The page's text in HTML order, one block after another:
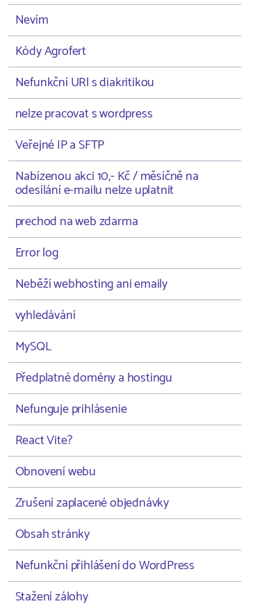
Nevím
Kódy Agrofert
Nefunkční URl s diakritikou
nelze pracovat s wordpress
Veřejné IP a SFTP
Nabízenou akci 10,- Kč / měsíčně na
odesílání e-mailu nelze uplatnit
prechod na web zdarma
Error log
Neběží webhosting ani emaily
vyhledávání
MySQL
Předplatné domény a hostingu
Nefunguje prihlásenie
React Vite?
Obnovení webu
Zrušení zaplacené objednávky
Obsah stránky
Nefunkční přihlášení do WordPress
Stažení zálohy